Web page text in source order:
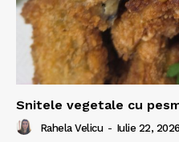
Snitele vegetale cu
Rahela Velicu - Iulie 22, 2026